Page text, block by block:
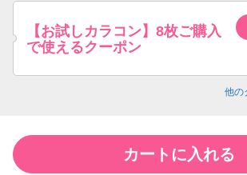
【お試しカラコン】8枚ご購入
で使えるクーポン
他の
カートに入れる